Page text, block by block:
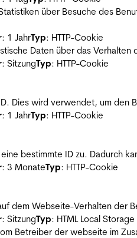
über Besuche des
: 1 JahrTyp: HTTP-Cookie
Daten über das
: SitzungTyp: HTTP-Cookie
Dies wird verwendet, um
: 1 JahrTyp: HTTP-Cookie
bestimmte ID zu. Dadurch
: 3 MonateTyp: HTTP-Cookie
dem Webseite-Verhalten der
: SitzungTyp: HTML Local Storage
Betreiber der webseite im